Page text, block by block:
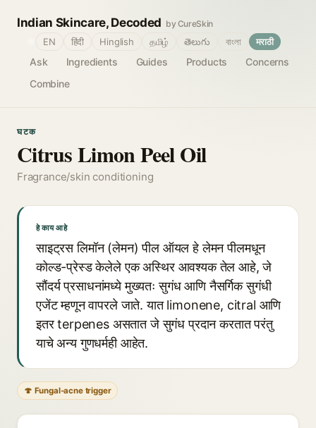
Indian Skincare, Decoded by CureSkin
Ask Ingredients Guides Products
Concerns
Combine
EN हिंदी Hinglish தமிழ் తెలుగు বাংলা मराठी
घटक
Citrus Limon Peel Oil
Fragrance/skin conditioning
हे काय आहे
साइट्रस लिमॉन (लेमन) पील ऑयल हे लेमन पीलमधून
कोल्ड-प्रेस्ड केलेले एक अस्थिर आवश्यक तेल आहे, जे
सौंदर्य प्रसाधनांमध्ये मुख्यतः सुगंध आणि नैसर्गिक सुगंधी
एजेंट म्हणून वापरले जाते. यात limonene, citral आणि
इतर terpenes असतात जे सुगंध प्रदान करतात परंतु
याचे अन्य गुणधर्मही आहेत.
🍄 Fungal-acne trigger